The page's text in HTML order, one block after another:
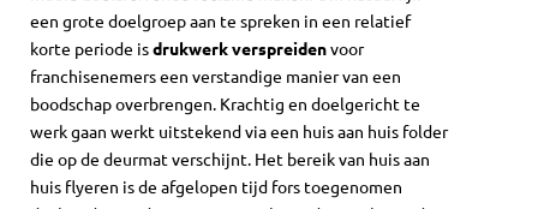
een grote doelgroep aan te spreken in een relatief
korte periode isdrukwerk verspreidenvoor
franchisenemers een verstandige manier van een
boodschap overbrengen. Krachtig en doelgericht te
werk gaan werkt uitstekend via een huis aan huis folder
die op de deurmat verschijnt. Het bereik van huis aan
huis flyeren is de afgelopen tijd fors toegenomen